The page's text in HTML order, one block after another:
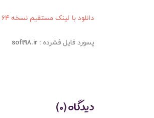
دانلود با لینک مستقیم نسخه 64 بیتی
پسورد فايل فشرده : soft98.ir
دیدگاه (0)